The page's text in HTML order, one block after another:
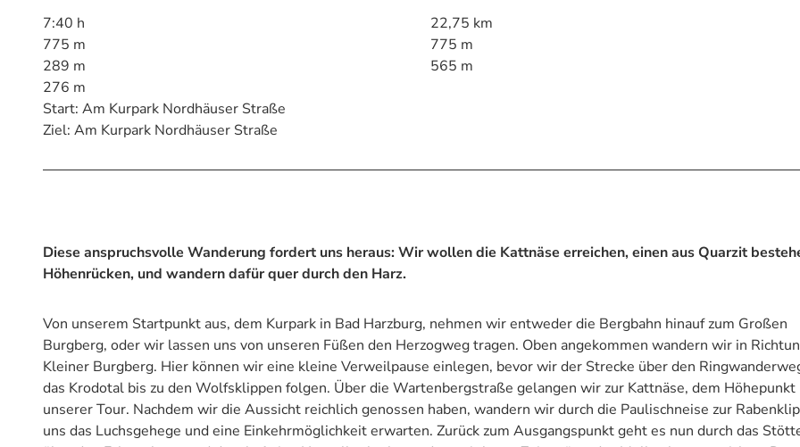
7:40 h
22,75 km
775 m
775 m
289 m
565 m
276 m
Start: Am Kurpark Nordhäuser Straße
Ziel: Am Kurpark Nordhäuser Straße
Diese anspruchsvolle Wanderung fordert uns heraus: Wir wollen die Kattnäse erreichen, einen aus Quarzit
Höhenrücken, und wandern dafür quer durch den Harz.
Von unserem Startpunkt aus, dem Kurpark in Bad Harzburg, nehmen wir entweder die Bergbahn hinauf zum Großen
Burgberg, oder wir lassen uns von unseren Füßen den Herzogweg tragen. Oben angekommen wandern wir in
Kleiner Burgberg. Hier können wir eine kleine Verweilpause einlegen, bevor wir der Strecke über den
das Krodotal bis zu den Wolfsklippen folgen. Über die Wartenbergstraße gelangen wir zur Kattnäse, dem Höhepunkt
unserer Tour. Nachdem wir die Aussicht reichlich genossen haben, wandern wir durch die Paulischneise zur
uns das Luchsgehege und eine Einkehrmöglichkeit erwarten. Zurück zum Ausgangspunkt geht es nun durch das